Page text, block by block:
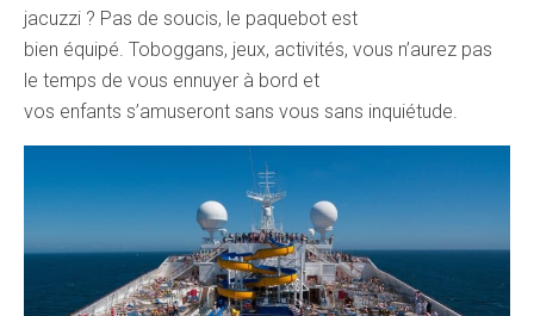
jacuzzi ? Pas de soucis, le paquebot est
bien équipé. Toboggans, jeux, activités, vous n’aurez pas
le temps de vous ennuyer à bord et
vos enfants s’amuseront sans vous sans inquiétude.